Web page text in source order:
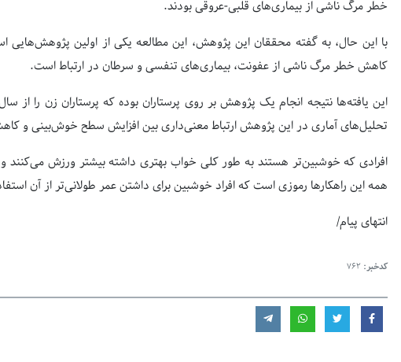
خطر مرگ ناشی از بیماری‌های قلبی-عروقی بودند.
با این حال، به گفته محققان این پژوهش، این مطالعه یکی از اولین
کاهش خطر مرگ ناشی از عفونت، بیماری‌های تنفسی و سرطان در ارتباط است.
تحلیل‌های آماری در این پژوهش ارتباط معنی‌داری بین افزایش سطح خوش‌بینی و
افرادی که خوشبین‌تر هستند به طور کلی خواب بهتری داشته بیشتر ورزش می‌کنند و
همه‌ این راهکارها رموزی است که افراد خوشبین برای داشتن عمر طولانی‌تر از آن
انتهای پیام/
کدخبر: 762